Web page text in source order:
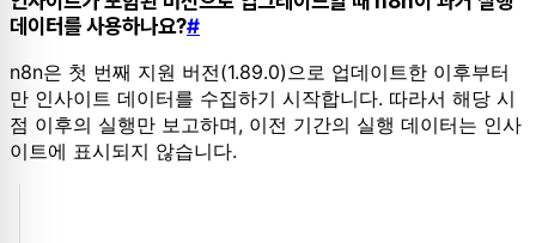
데이터를 사용하나요?#
n8n은 첫 번째 지원 버전(1.89.0)으로 업데이트한 이후부터
만 인사이트 데이터를 수집하기 시작합니다. 따라서 해당 시
점 이후의 실행만 보고하며, 이전 기간의 실행 데이터는 인사
이트에 표시되지 않습니다.